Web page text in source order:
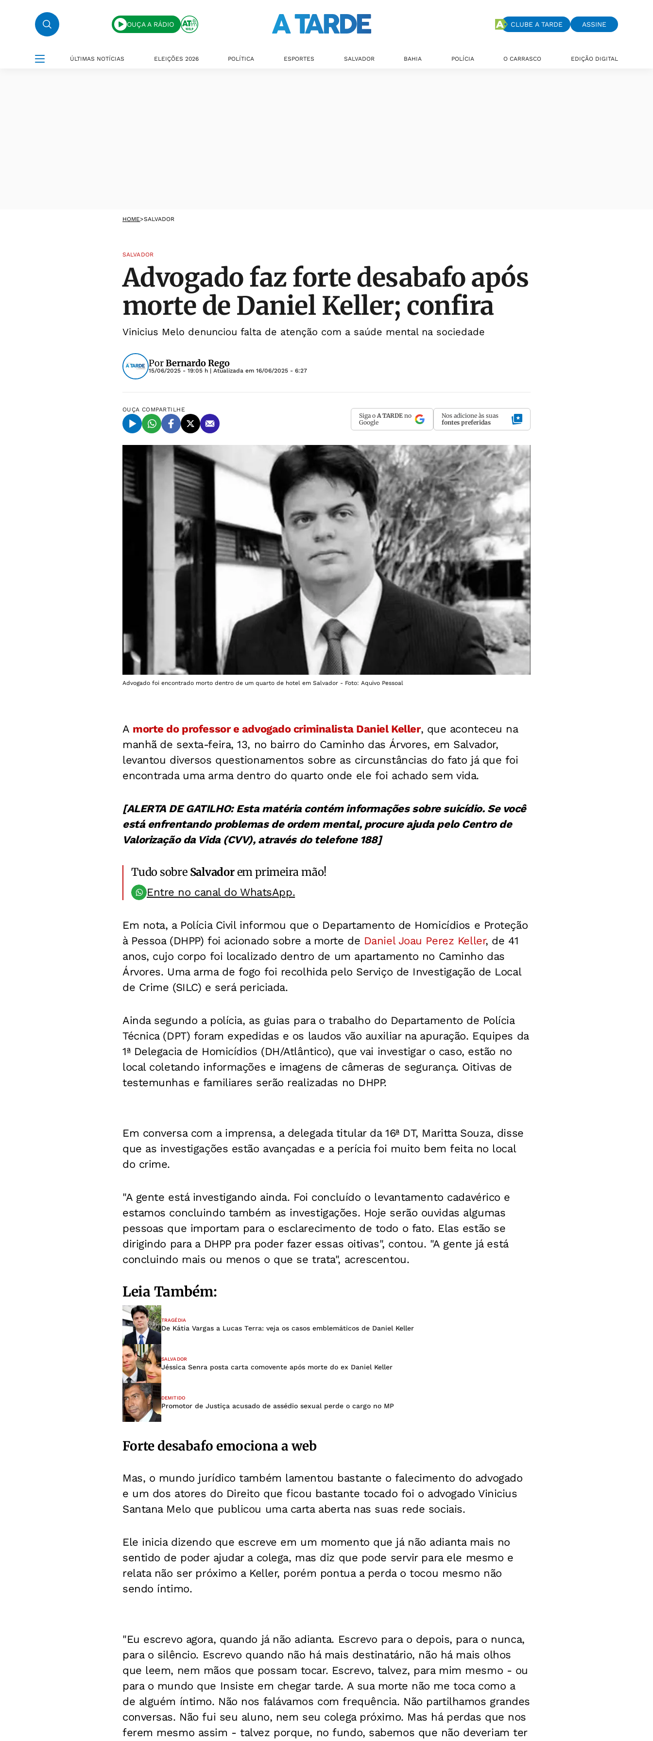
OUÇA A RÁDIO CLUBE A TARDE ASSINE
ÚLTIMAS NOTÍCIAS ELEIÇÕES 2026 POLÍTICA ESPORTES SALVADOR BAHIA POLÍCIA O CARRASCO EDIÇÃO DIGITAL
HOME>SALVADOR
SALVADOR
Advogado faz forte desabafo após
morte de Daniel Keller; confira
Vinicius Melo denunciou falta de atenção com a saúde mental na sociedade
PorBernardo Rego
15/06/2025 - 19:05 h | Atualizada em 16/06/2025 - 6:27
OUÇA COMPARTILHE
Siga o A TARDE no
Google
Nos adicione às suas
fontes preferidas
Advogado foi encontrado morto dentro de um quarto de hotel em Salvador - Foto: Aquivo Pessoal
A morte do professor e advogado criminalista Daniel Keller, que aconteceu na
manhã de sexta-feira, 13, no bairro do Caminho das Árvores, em Salvador,
levantou diversos questionamentos sobre as circunstâncias do fato já que foi
encontrada uma arma dentro do quarto onde ele foi achado sem vida.
[ALERTA DE GATILHO: Esta matéria contém informações sobre suicídio. Se você
está enfrentando problemas de ordem mental, procure ajuda pelo Centro de
Valorização da Vida (CVV), através do telefone 188]
Tudo sobre Salvadorem primeira mão!
Entre no canal do WhatsApp.
Em nota, a Polícia Civil informou que o Departamento de Homicídios e Proteção
à Pessoa (DHPP) foi acionado sobre a morte de Daniel Joau Perez Keller, de 41
anos, cujo corpo foi localizado dentro de um apartamento no Caminho das
Árvores. Uma arma de fogo foi recolhida pelo Serviço de Investigação de Local
de Crime (SILC) e será periciada.
Ainda segundo a polícia, as guias para o trabalho do Departamento de Polícia
Técnica (DPT) foram expedidas e os laudos vão auxiliar na apuração. Equipes da
1ª Delegacia de Homicídios (DH/Atlântico), que vai investigar o caso, estão no
local coletando informações e imagens de câmeras de segurança. Oitivas de
testemunhas e familiares serão realizadas no DHPP.
Em conversa com a imprensa, a delegada titular da 16ª DT, Maritta Souza, disse
que as investigações estão avançadas e a perícia foi muito bem feita no local
do crime.
"A gente está investigando ainda. Foi concluído o levantamento cadavérico e
estamos concluindo também as investigações. Hoje serão ouvidas algumas
pessoas que importam para o esclarecimento de todo o fato. Elas estão se
dirigindo para a DHPP pra poder fazer essas oitivas", contou. "A gente já está
concluindo mais ou menos o que se trata", acrescentou.
Leia Também:
TRAGÉDIA
De Kátia Vargas a Lucas Terra: veja os casos emblemáticos de Daniel Keller
SALVADOR
Jéssica Senra posta carta comovente após morte do ex Daniel Keller
DEMITIDO
Promotor de Justiça acusado de assédio sexual perde o cargo no MP
Forte desabafo emociona a web
Mas, o mundo jurídico também lamentou bastante o falecimento do advogado
e um dos atores do Direito que ficou bastante tocado foi o advogado Vinicius
Santana Melo que publicou uma carta aberta nas suas rede sociais.
Ele inicia dizendo que escreve em um momento que já não adianta mais no
sentido de poder ajudar a colega, mas diz que pode servir para ele mesmo e
relata não ser próximo a Keller, porém pontua a perda o tocou mesmo não
sendo íntimo.
"Eu escrevo agora, quando já não adianta. Escrevo para o depois, para o nunca,
para o silêncio. Escrevo quando não há mais destinatário, não há mais olhos
que leem, nem mãos que possam tocar. Escrevo, talvez, para mim mesmo - ou
para o mundo que Insiste em chegar tarde. A sua morte não me toca como a
de alguém íntimo. Não nos falávamos com frequência. Não partilhamos grandes
conversas. Não fui seu aluno, nem seu colega próximo. Mas há perdas que nos
ferem mesmo assim - talvez porque, no fundo, sabemos que não deveriam ter